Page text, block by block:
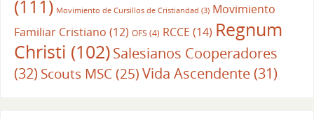
(111) Movimiento de Cursillos de Cristiandad (3) Movimiento
Familiar Cristiano (12) OFS (4) RCCE (14) Regnum
Christi (102)Salesianos Cooperadores
(32) Scouts MSC(25) Vida Ascendente(31)